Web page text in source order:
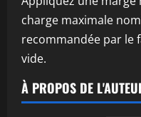
charge maximale
recommandée par le
vide.
À PROPOS DE